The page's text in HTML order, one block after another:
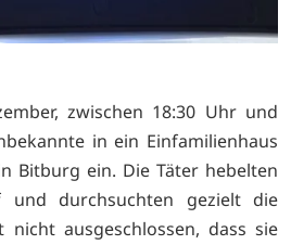
zwischen 18:30 Uhr und
in ein Einfamilienhaus
Bitburg ein. Die Täter hebelten
und durchsuchten gezielt die
nicht ausgeschlossen, dass sie